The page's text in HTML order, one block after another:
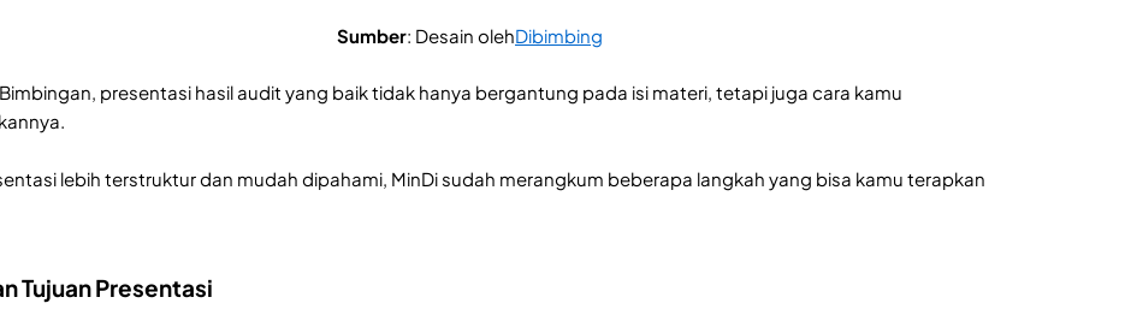
Sumber: Desain olehDibimbing
presentasi hasil audit yang baik tidak hanya bergantung pada isi materi, tetapi juga cara kamu
lebih terstruktur dan mudah dipahami, MinDi sudah merangkum beberapa langkah yang bisa kamu terapkan
Tujuan Presentasi